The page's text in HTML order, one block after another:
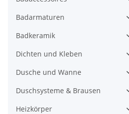
Badarmaturen
Badkeramik
Dichten und Kleben
Dusche und Wanne
Duschsysteme & Brausen
Heizkörper